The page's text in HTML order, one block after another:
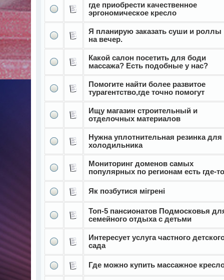
где приобрести качественное
эргономическое кресло
Я планирую заказать суши и роллы
на вечер.
Какой салон посетить для боди
массажа? Есть подобные у нас?
Помогите найти более развитое
турагентство,где точно помогут
Ищу магазин строительный и
отделочных материалов
Нужна уплотнительная резинка для
холодильника
Мониторинг доменов самых
популярных по регионам есть где-
Як позбутися мігрені
Топ-5 пансионатов Подмосковья
семейного отдыха с детьми
Интересует услуга частного
сада
Где можно купить массажное